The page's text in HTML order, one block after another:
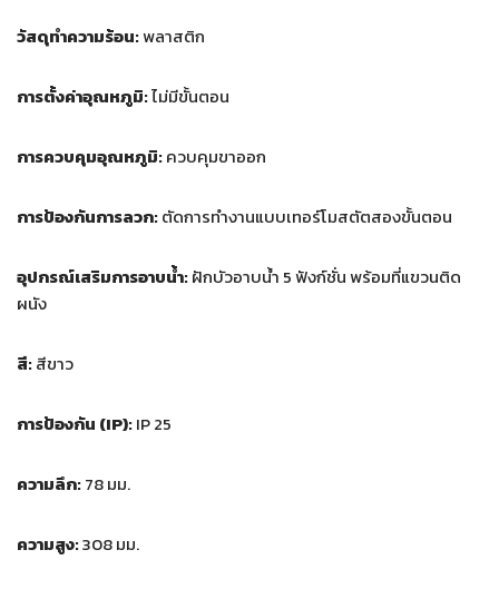
วัสดุทำความร้อน:พลาสติก
การตั้งค่าอุณหภูมิ:ไม่มีขั้นตอน
การควบคุมอุณหภูมิ:ควบคุมขาออก
การป้องกันการลวก:ตัดการทำงานแบบเทอร์โมสตัตสองขั้นตอน
อุปกรณ์เสริมการอาบน้ำ:ฝักบัวอาบน้ำ 5 ฟังก์ชั่น พร้อมที่แขวนติด
ผนัง
สี:สีขาว
การป้องกัน (IP):IP 25
ความลึก:78 มม.
ความสูง:308 มม.